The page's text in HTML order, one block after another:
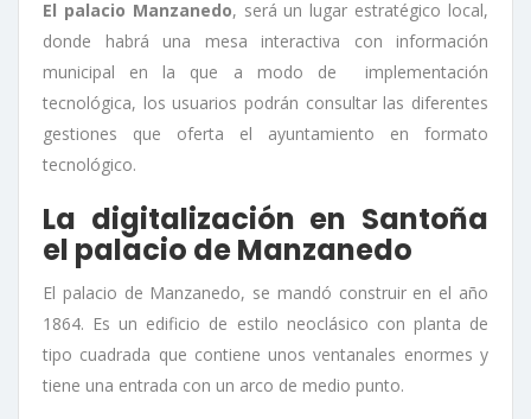
El palacio Manzanedo, será un lugar estratégico local,
donde habrá una mesa interactiva con información
municipal en la que a modo de implementación
tecnológica, los usuarios podrán consultar las diferentes
gestiones que oferta el ayuntamiento en formato
tecnológico.
La digitalización en Santoña
el palacio de Manzanedo
El palacio de Manzanedo, se mandó construir en el año
1864. Es un edificio de estilo neoclásico con planta de
tipo cuadrada que contiene unos ventanales enormes y
tiene una entrada con un arco de medio punto.